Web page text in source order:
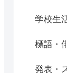
学校生
標語・
発表・